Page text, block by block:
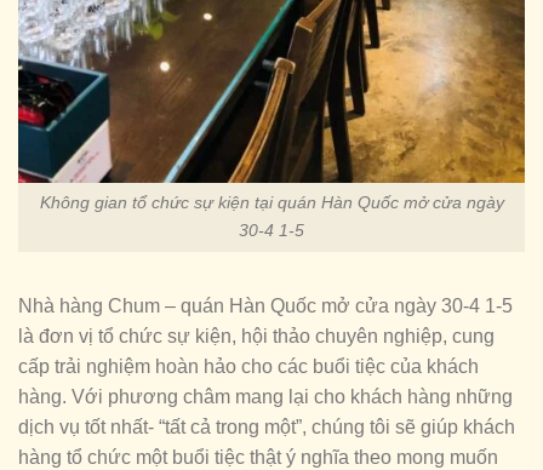
Không gian tổ chức sự kiện tại quán Hàn Quốc mở cửa ngày
30-4 1-5
Nhà hàng Chum – quán Hàn Quốc mở cửa ngày 30-4 1-5
là đơn vị tổ chức sự kiện, hội thảo chuyên nghiệp, cung
cấp trải nghiệm hoàn hảo cho các buổi tiệc của khách
hàng. Với phương châm mang lại cho khách hàng những
dịch vụ tốt nhất- “tất cả trong một”, chúng tôi sẽ giúp khách
hàng tổ chức một buổi tiệc thật ý nghĩa theo mong muốn